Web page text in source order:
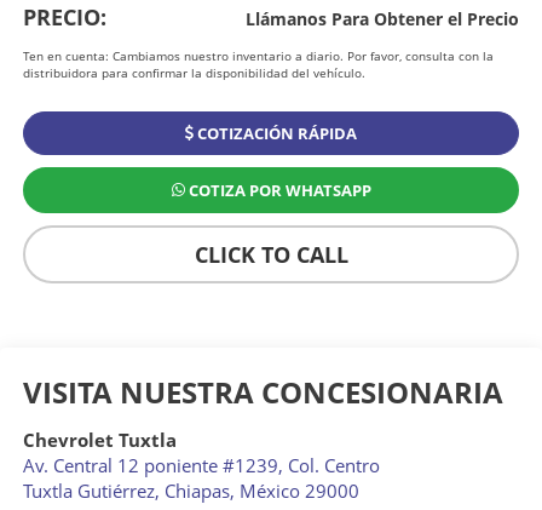
PRECIO: Llámanos Para Obtener el Precio
Ten en cuenta: Cambiamos nuestro inventario a diario. Por favor, consulta con la
distribuidora para confirmar la disponibilidad del vehículo.
COTIZACIÓN RÁPIDA
COTIZA POR WHATSAPP
CLICK TO CALL
VISITA NUESTRA CONCESIONARIA
Chevrolet Tuxtla
Av. Central 12 poniente #1239, Col. Centro
Tuxtla Gutiérrez, Chiapas, México 29000